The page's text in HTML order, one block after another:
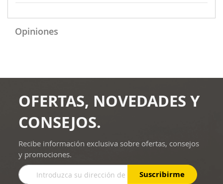
Opiniones
OFERTAS, NOVEDADES Y
CONSEJOS.
Recibe información exclusiva sobre ofertas, consejos
y promociones.
Inscríbase
a
Suscribirme